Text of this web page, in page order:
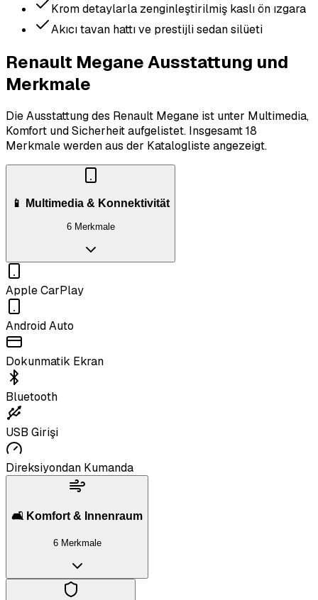
Krom detaylarla zenginleştirilmiş kaslı ön ızgara
Akıcı tavan hattı ve prestijli sedan silüeti
Renault Megane Ausstattung und
Merkmale
Die Ausstattung des Renault Megane ist unter Multimedia,
Komfort und Sicherheit aufgelistet. Insgesamt 18
Merkmale werden aus der Katalogliste angezeigt.
📱 Multimedia & Konnektivität
6 Merkmale
Apple CarPlay
Android Auto
Dokunmatik Ekran
Bluetooth
USB Girişi
Direksiyondan Kumanda
🛋️ Komfort & Innenraum
6 Merkmale